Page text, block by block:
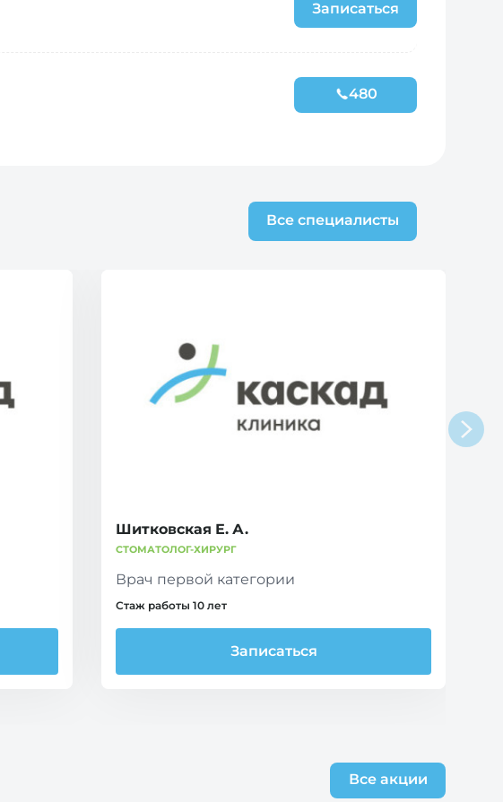
Записаться
480
Все специалисты
Шитковская Е. А.
СТОМАТОЛОГ-ХИРУРГ
Врач первой категории
Стаж работы 10 лет
Записаться
Все акции